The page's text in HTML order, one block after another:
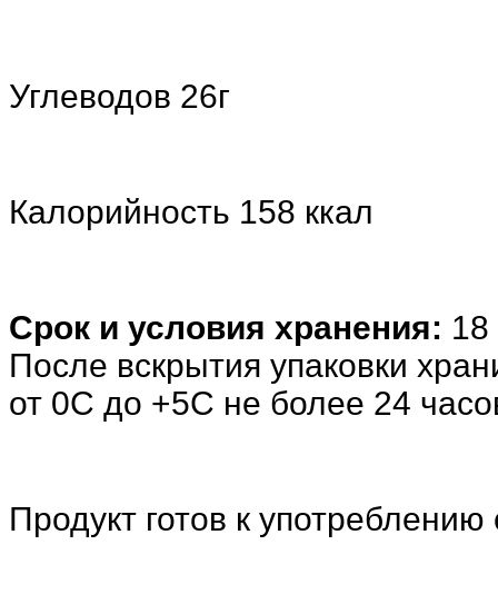
Углеводов 26г
Калорийность 158 ккал
Срок и условия хранения: 18
После вскрытия упаковки
от 0С до +5С не более 24
Продукт готов к